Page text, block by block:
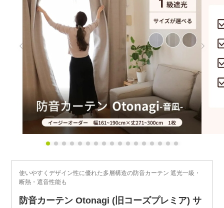
使いやすくデザイン性に優れた多層構造の防音カーテン 遮光一級・
断熱・遮音性能も
防音カーテン Otonagi (旧コーズプレミア) サ